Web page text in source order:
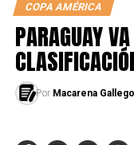
COPA AMÉRICA
PARAGUAY
Por Macarena Gallego